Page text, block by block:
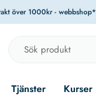
över 1000kr - webbshop*
Tjänster Kurser